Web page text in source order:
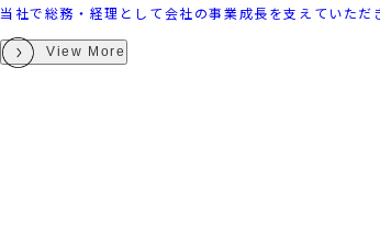
当社で総務・経理として会社の事業成長を支えていた
View More